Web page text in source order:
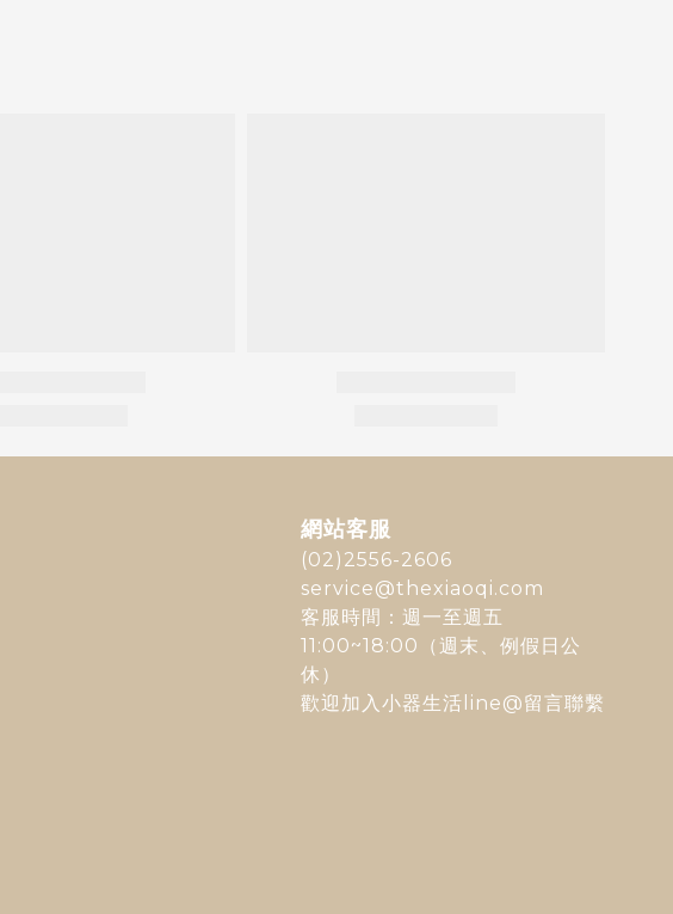
網站客服
(02)2556-2606
service@thexiaoqi.com
客服時間：週一至週五
11:00~18:00（週末、例假日公
休）
歡迎加入 小器生活line@留言聯繫